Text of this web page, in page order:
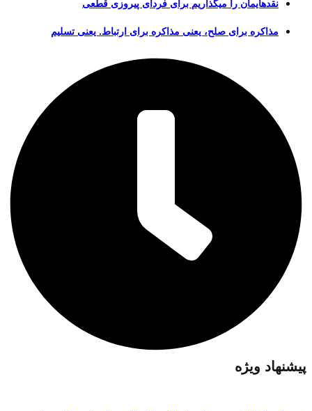
نقدهایمان را میگذاریم برای فردای پیروزی قطعی
مذاکره برای صلح، یعنی مذاکره برای ارتباط. یعنی تسلیم
پیشنهاد ویژه